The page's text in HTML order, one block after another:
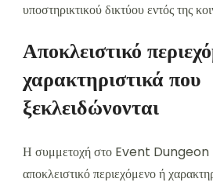
υποστηρικτικού δικτύου εντός της
Αποκλειστικό
χαρακτηριστικά που
ξεκλειδώνονται
Η συμμετοχή στο Event Dungeon
αποκλειστικό περιεχόμενο ή